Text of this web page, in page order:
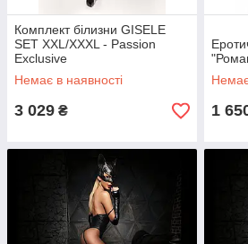
Комплект білизни GISELE
SET XXL/XXXL - Passion
Exclusive
Немає в наявності
3 029 ₴ 1